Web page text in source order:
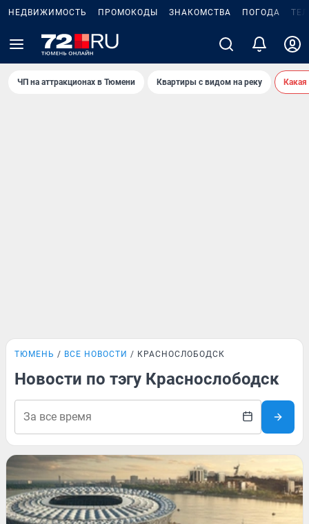
НЕДВИЖИМОСТЬ ПРОМОКОДЫ ЗНАКОМСТВА ПОГОДА
ЧП на аттракционах в Тюмени Квартиры с видом на реку
ТЮМЕНЬ ВСЕ НОВОСТИ КРАСНОСЛОБОДСК
Новости по тэгу Краснослободск